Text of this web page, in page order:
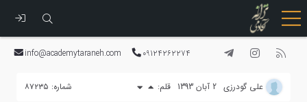
رفتن
به
09124262274
info@academytaraneh.com
علی گودرزی 2 آبان 1393 قلم: شماره: ۸۷۲۳۵